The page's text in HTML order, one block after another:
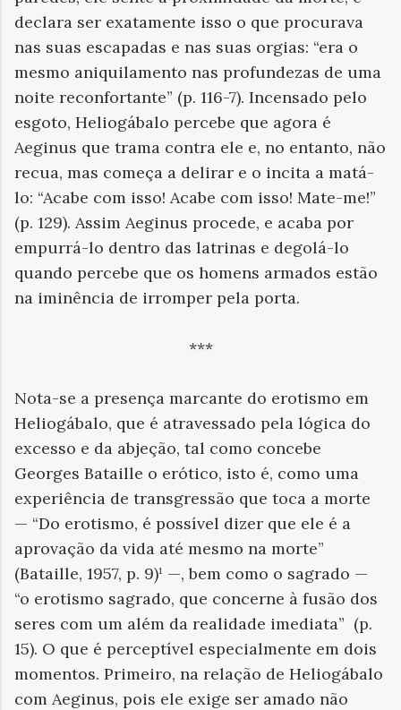
declara ser exatamente isso o que procurava
nas suas escapadas e nas suas orgias: “era o
mesmo aniquilamento nas profundezas de uma
noite reconfortante” (p. 116-7). Incensado pelo
esgoto, Heliogábalo percebe que agora é
Aeginus que trama contra ele e, no entanto, não
recua, mas começa a delirar e o incita a matá-
lo: “Acabe com isso! Acabe com isso! Mate-me!”
(p. 129). Assim Aeginus procede, e acaba por
empurrá-lo dentro das latrinas e degolá-lo
quando percebe que os homens armados estão
na iminência de irromper pela porta.
***
Nota-se a presença marcante do erotismo em
Heliogábalo, que é atravessado pela lógica do
excesso e da abjeção, tal como concebe
Georges Bataille o erótico, isto é, como uma
experiência de transgressão que toca a morte
— “Do erotismo, é possível dizer que ele é a
aprovação da vida até mesmo na morte”
(Bataille, 1957, p. 9)¹ —, bem como o sagrado —
“o erotismo sagrado, que concerne à fusão dos
seres com um além da realidade imediata” (p.
15). O que é perceptível especialmente em dois
momentos. Primeiro, na relação de Heliogábalo
com Aeginus, pois ele exige ser amado não